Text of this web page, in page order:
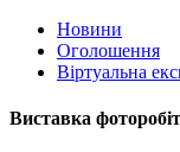
Новини
Оголошення
Віртуальна
Виставка